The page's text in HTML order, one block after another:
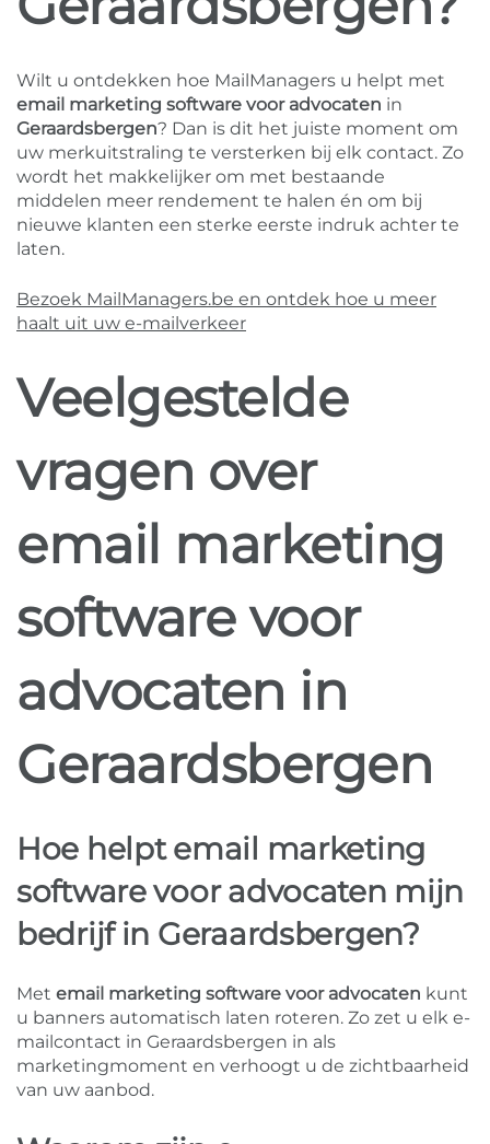
Wilt u ontdekken hoe MailManagers u helpt met
email marketing software voor advocaten in
Geraardsbergen? Dan is dit het juiste moment om
uw merkuitstraling te versterken bij elk contact. Zo
wordt het makkelijker om met bestaande
middelen meer rendement te halen én om bij
nieuwe klanten een sterke eerste indruk achter te
laten.
Bezoek MailManagers.be en ontdek hoe u meer
haalt uit uw e-mailverkeer
Veelgestelde
vragen over
email marketing
software voor
advocaten in
Geraardsbergen
Hoe helpt email marketing
software voor advocaten mijn
bedrijf in Geraardsbergen?
Met email marketing software voor advocaten kunt
u banners automatisch laten roteren. Zo zet u elk e-
mailcontact in Geraardsbergen in als
marketingmoment en verhoogt u de zichtbaarheid
van uw aanbod.